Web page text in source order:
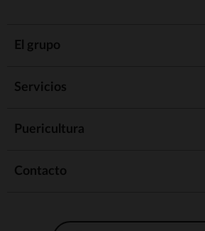
El grupo
Servicios
Puericultura
Contacto